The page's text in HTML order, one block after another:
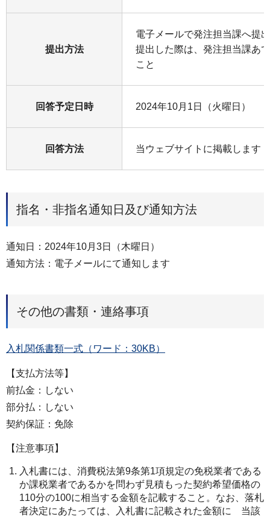
提出方法
電子メールで発注担当課へ提
提出した際は、発注担当課あ
こと
回答予定日時 2024年10月1日（火曜日）
回答方法 当ウェブサイトに掲載します
指名・非指名通知日及び通知方法
通知日：2024年10月3日（木曜日）
通知方法：電子メールにて通知します
その他の書類・連絡事項
入札関係書類一式（ワード：30KB）
【支払方法等】
前払金：しない
部分払：しない
契約保証：免除
【注意事項】
入札書には、消費税法第9条第1項規定の免税業者である
か課税業者であるかを問わず見積もった契約希望価格の
110分の100に相当する金額を記載すること。なお、落札
者決定にあたっては、入札書に記載された金額に 当該